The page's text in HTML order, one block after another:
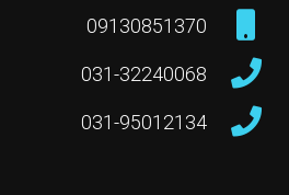
09130851370
031-32240068
031-95012134